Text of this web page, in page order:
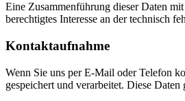
Eine Zusammenführung dieser Daten
berechtigtes Interesse an der technisch
Kontaktaufnahme
Wenn Sie uns per E-Mail oder Telefon
gespeichert und verarbeitet. Diese